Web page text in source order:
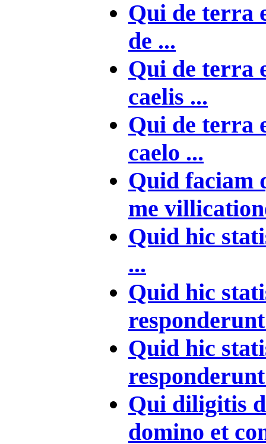
Qui de terra
de ...
Qui de terra
caelis ...
Qui de terra
caelo ...
Quid faciam
me
Quid hic
...
Quid hic
Quid hic
Qui diligitis
domino et